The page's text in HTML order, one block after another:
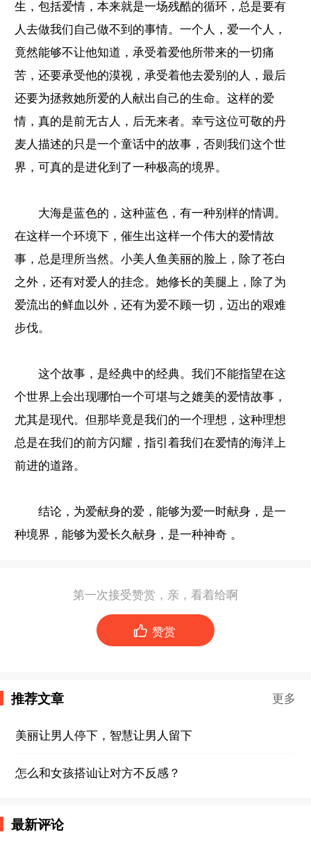
生，包括爱情，本来就是一场残酷的循环，总是要有
人去做我们自己做不到的事情。一个人，爱一个人，
竟然能够不让他知道，承受着爱他所带来的一切痛
苦，还要承受他的漠视，承受着他去爱别的人，最后
还要为拯救她所爱的人献出自己的生命。这样的爱
情，真的是前无古人，后无来者。幸亏这位可敬的丹
麦人描述的只是一个童话中的故事，否则我们这个世
界，可真的是进化到了一种极高的境界。
大海是蓝色的，这种蓝色，有一种别样的情调。
在这样一个环境下，催生出这样一个伟大的爱情故
事，总是理所当然。小美人鱼美丽的脸上，除了苍白
之外，还有对爱人的挂念。她修长的美腿上，除了为
爱流出的鲜血以外，还有为爱不顾一切，迈出的艰难
步伐。
这个故事，是经典中的经典。我们不能指望在这
个世界上会出现哪怕一个可堪与之媲美的爱情故事，
尤其是现代。但那毕竟是我们的一个理想，这种理想
总是在我们的前方闪耀，指引着我们在爱情的海洋上
前进的道路。
结论，为爱献身的爱，能够为爱一时献身，是一
种境界，能够为爱长久献身，是一种神奇 。
第一次接受赞赏，亲，看着给啊
 赞赏
推荐文章 更多
美丽让男人停下，智慧让男人留下
怎么和女孩搭讪让对方不反感？
最新评论